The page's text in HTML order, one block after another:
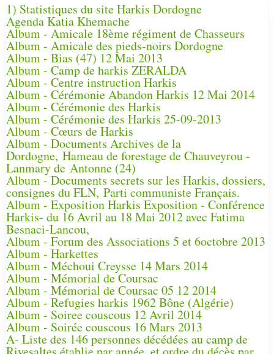
1) Statistiques du site Harkis Dordogne
Agenda Katia Khemache
Album - Amicale 18ème régiment de Chasseurs
Album - Amicale des pieds-noirs Dordogne
Album - Bias (47) 12 Mai 2013
Album - Camp de harkis ZERALDA
Album - Centre instruction Harkis
Album - Cérémonie Abandon Harkis 12 Mai 2014
Album - Cérémonie des Harkis
Album - Cérémonie des Harkis 25-09-2013
Album - Cœurs de Harkis
Album - Documents Archives de la
Dordogne, Hameau de forestage de Chauveyrou -
Lanmary de Antonne (24)
Album - Documents secrets sur les Harkis, dossiers,
consignes du FLN, Parti communiste Français.
Album - Exposition Harkis Exposition - Conférence
Harkis- du 16 Avril au 18 Mai 2012 avec Fatima
Besnaci-Lancou,
Album - Forum des Associations 5 et 6octobre 2013
Album - Harkettes
Album - Méchoui Creysse 14 Mars 2014
Album - Mémorial de Coursac
Album - Mémorial de Coursac 05 12 2014
Album - Refugies harkis 1962 Bône (Algérie)
Album - Soiree couscous 12 Avril 2014
Album - Soirée couscous 16 Mars 2013
A- Liste des 146 personnes décédées au camp de